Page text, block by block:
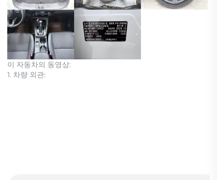
이 자동차의 동영상:
1. 차량 외관: